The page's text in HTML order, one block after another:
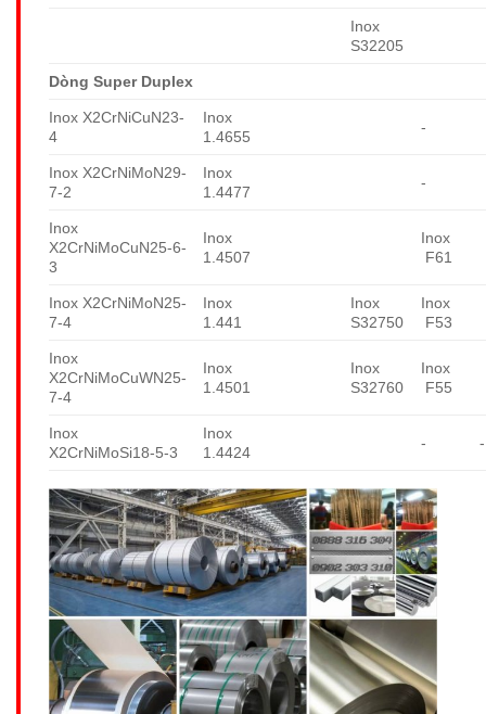
Inox
S32205
Dòng Super Duplex
Inox X2CrNiCuN23-
4
Inox
1.4655
-
Inox X2CrNiMoN29-
7-2
Inox
1.4477
-
Inox
X2CrNiMoCuN25-6-
3
Inox
1.4507
Inox
F61
Inox X2CrNiMoN25-
7-4
Inox
1.441
Inox
S32750
Inox
F53
Inox
X2CrNiMoCuWN25-
7-4
Inox
1.4501
Inox
S32760
Inox
F55
Inox
X2CrNiMoSi18-5-3
Inox
1.4424
- -